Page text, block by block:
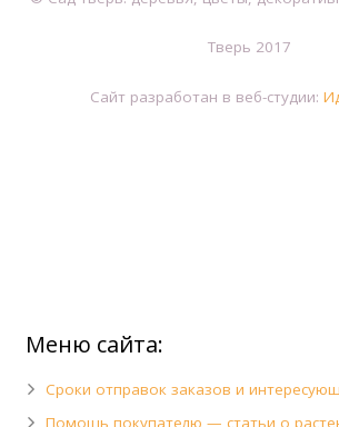
Тверь 2017
Сайт разработан в веб-студии:
Меню сайта:
Сроки отправок заказов и
Помощь покупателю — статьи о